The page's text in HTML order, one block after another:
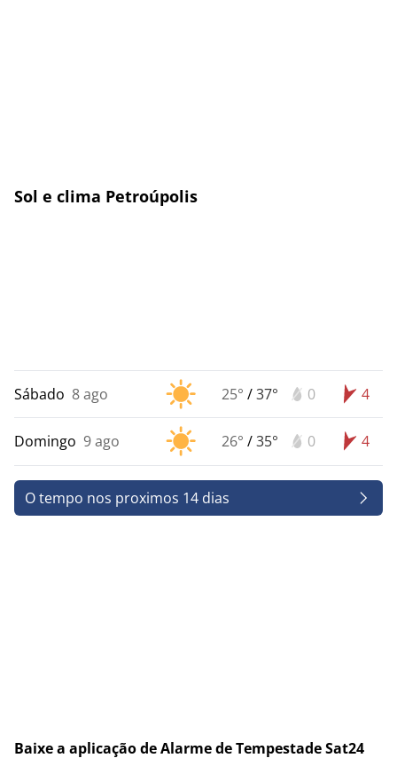
Sol e clima Petroúpolis
Sábado 8 ago 25° /37° 0 4
Domingo 9 ago 26° /35° 0 4
O tempo nos proximos 14 dias
Baixe a aplicação de Alarme de Tempestade Sat24